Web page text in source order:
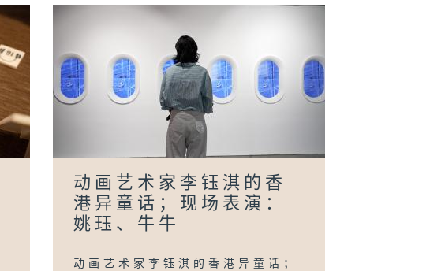
演：颜培珊
动画艺术家李钰淇的香
港异童话；现场表演：
姚珏、牛牛
动画艺术家李钰淇的香港异童话；